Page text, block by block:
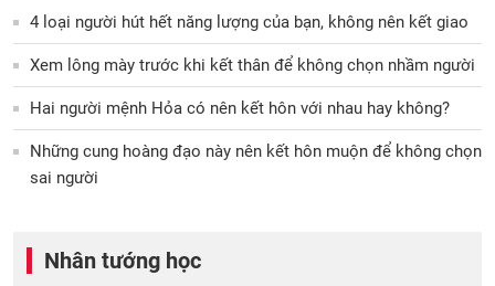
4 loại người hút hết năng lượng của bạn, không nên kết giao
Xem lông mày trước khi kết thân để không chọn nhầm người
Hai người mệnh Hỏa có nên kết hôn với nhau hay không?
Những cung hoàng đạo này nên kết hôn muộn để không chọn
sai người
Nhân tướng học